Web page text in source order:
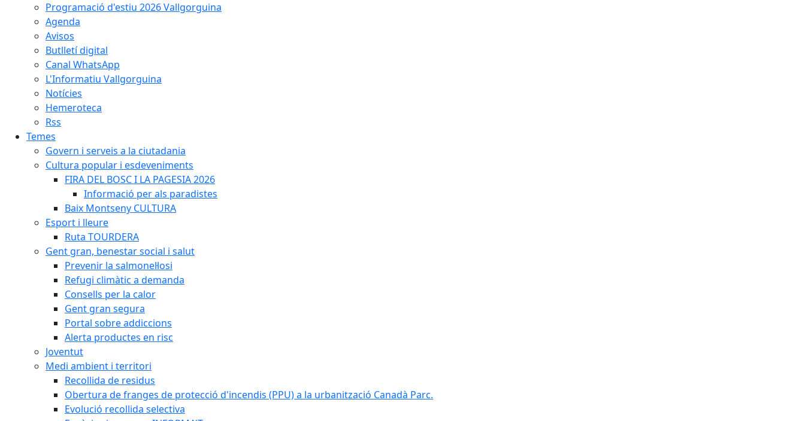
Programació d'estiu 2026 Vallgorguina
Agenda
Avisos
Butlletí digital
Canal WhatsApp
L'Informatiu Vallgorguina
Notícies
Hemeroteca
Rss
Temes
Govern i serveis a la ciutadania
Cultura popular i esdeveniments
FIRA DEL BOSC I LA PAGESIA 2026
Informació per als paradistes
Baix Montseny CULTURA
Esport i lleure
Ruta TOURDERA
Gent gran, benestar social i salut
Prevenir la salmonel·losi
Refugi climàtic a demanda
Consells per la calor
Gent gran segura
Portal sobre addiccions
Alerta productes en risc
Joventut
Medi ambient i territori
Recollida de residus
Obertura de franges de protecció d'incendis (PPU) a la urbanització Canadà Parc.
Evolució recollida selectiva